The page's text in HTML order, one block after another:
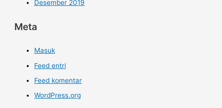
Desember 2019
Meta
Masuk
Feed entri
Feed komentar
WordPress.org